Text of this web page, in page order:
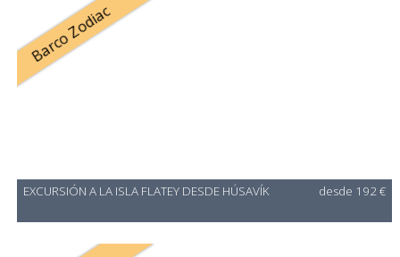
Barco Zodiac
EXCURSIÓN A LA ISLA FLATEY DESDE HÚSAVÍK desde 192 €